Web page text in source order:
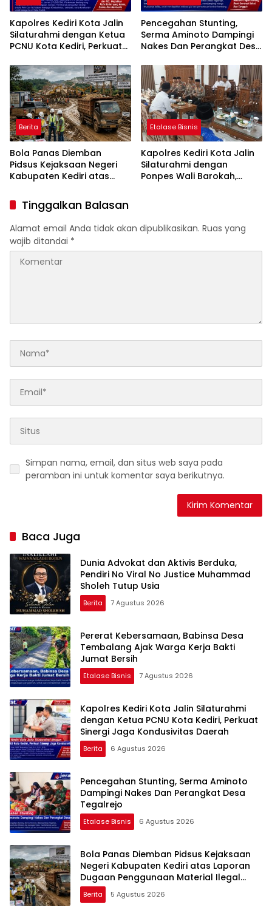
Kapolres Kediri Kota Jalin
Silaturahmi dengan Ketua
PCNU Kota Kediri, Perkuat
Daerah
Pencegahan Stunting,
Serma Aminoto Dampingi
Nakes Dan Perangkat Desa
Berita
Bola Panas Diemban
Pidsus Kejaksaan Negeri
Kabupaten Kediri atas
Penggunaan Material
Ilegal Proyek Tol Kediri
Oleh PT. HASTARI JAYA
SENTOSA
Etalase Bisnis
Kapolres Kediri Kota Jalin
Silaturahmi dengan
Ponpes Wali Barokah,
Tinggalkan Balasan
Alamat email Anda tidak akan dipublikasikan. Ruas yang
wajib ditandai *
Simpan nama, email, dan situs web saya pada
peramban ini untuk komentar saya berikutnya.
Baca Juga
Dunia Advokat dan Aktivis Berduka,
Pendiri No Viral No Justice Muhammad
Sholeh Tutup Usia
Berita 7 Agustus 2026
Pererat Kebersamaan, Babinsa Desa
Tembalang Ajak Warga Kerja Bakti
Jumat Bersih
Etalase Bisnis 7 Agustus 2026
Kapolres Kediri Kota Jalin Silaturahmi
dengan Ketua PCNU Kota Kediri, Perkuat
Sinergi Jaga Kondusivitas Daerah
Berita 6 Agustus 2026
Pencegahan Stunting, Serma Aminoto
Dampingi Nakes Dan Perangkat Desa
Tegalrejo
Etalase Bisnis 6 Agustus 2026
Bola Panas Diemban Pidsus Kejaksaan
Negeri Kabupaten Kediri atas Laporan
Dugaan Penggunaan Material Ilegal
Proyek Tol Kediri Oleh PT. HASTARI JAYA
SENTOSA
Berita 5 Agustus 2026